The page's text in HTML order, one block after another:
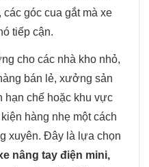
góc cua gắt mà xe
tiếp cận.
cho các nhà kho nhỏ,
bán lẻ, xưởng sản
hạn chế hoặc khu vực
hàng nhẹ một cách
xuyên. Đây là lựa chọn
nâng tay điện mini,